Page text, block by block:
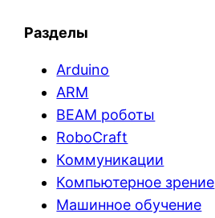
Разделы
Arduino
ARM
BEAM роботы
RoboCraft
Коммуникации
Компьютерное зрение
Машинное обучение